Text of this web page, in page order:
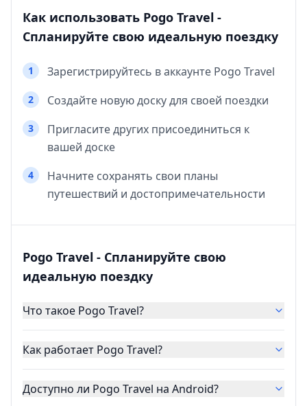
Как использовать Pogo Travel -
Спланируйте свою идеальную поездку
1 Зарегистрируйтесь в аккаунте Pogo Travel
2 Создайте новую доску для своей поездки
3
Пригласите других присоединиться к
вашей доске
4
Начните сохранять свои планы
путешествий и достопримечательности
Pogo Travel - Спланируйте свою
идеальную поездку
Что такое Pogo Travel?
Как работает Pogo Travel?
Доступно ли Pogo Travel на Android?